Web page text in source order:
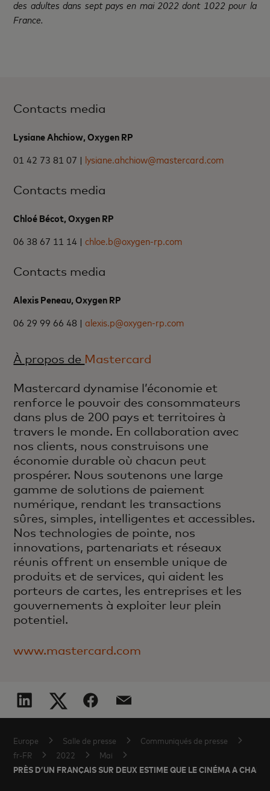
des adultes dans sept pays en mai 2022 dont 1022 pour la
France.
Contacts media
Lysiane Ahchiow, Oxygen RP
01 42 73 81 07 | lysiane.ahchiow@mastercard.com
Contacts media
Chloé Bécot, Oxygen RP
06 38 67 11 14 |chloe.b@oxygen-rp.com
Contacts media
Alexis Peneau, Oxygen RP
06 29 99 66 48 |alexis.p@oxygen-rp.com
À propos de Mastercard
Mastercard dynamise l’économie et
renforce le pouvoir des consommateurs
dans plus de 200 pays et territoires à
travers le monde. En collaboration avec
nos clients, nous construisons une
économie durable où chacun peut
prospérer. Nous soutenons une large
gamme de solutions de paiement
numérique, rendant les transactions
sûres, simples, intelligentes et accessibles.
Nos technologies de pointe, nos
innovations, partenariats et réseaux
réunis offrent un ensemble unique de
produits et de services, qui aident les
porteurs de cartes, les entreprises et les
gouvernements à exploiter leur plein
potentiel.
www.mastercard.com
Europe Salle de presse
Communiqués de presse
fr-FR
2022 Mai
PRÈS D’UN FRANÇAIS SUR DEUX ESTIME QUE LE CINÉMA A